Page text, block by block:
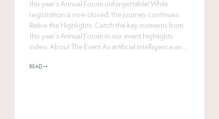
this year’s Annual Forum unforgettable! While
registration is now closed, the journey continues.
Relive the Highlights: Catch the key moments from
this year’s Annual Forum in our event highlights
video. About The Event As artificial intelligence and
the way we define […]
READ →